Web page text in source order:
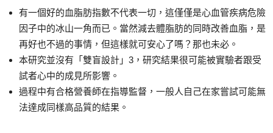
有一個好的血脂肪指數不代表一切，這僅僅是心血管疾病危險
因子中的冰山一角而已。當然減去體脂肪的同時改善血脂，是
再好也不過的事情，但這樣就可安心了嗎？那也未必。
本研究並沒有「雙盲設計」3，研究結果很可能被實驗者跟受
試者心中的成見所影響。
過程中有合格營養師在指導監督，一般人自己在家嘗試可能無
法達成同樣高品質的結果。